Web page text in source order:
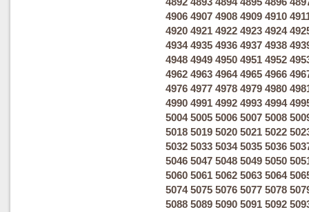
4906 4907 4908 4909 4910
4920 4921 4922 4923 4924
4934 4935 4936 4937 4938
4948 4949 4950 4951 4952
4962 4963 4964 4965 4966
4976 4977 4978 4979 4980
4990 4991 4992 4993 4994
5004 5005 5006 5007 5008
5018 5019 5020 5021 5022
5032 5033 5034 5035 5036
5046 5047 5048 5049 5050
5060 5061 5062 5063 5064
5074 5075 5076 5077 5078
5088 5089 5090 5091 5092